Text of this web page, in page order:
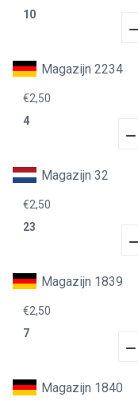
10
Magazijn 2234
€2,50
4
Magazijn 32
€2,50
23
Magazijn 1839
€2,50
7
Magazijn 1840